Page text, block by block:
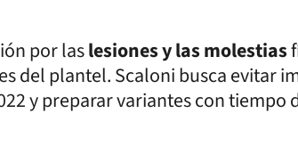
por laslesiones y las molestias
del plantel. Scaloni busca evitar
y preparar variantes con tiempo